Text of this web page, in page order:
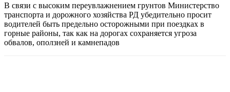
В связи с высоким переувлажнением грунтов Министерство
транспорта и дорожного хозяйства РД убедительно просит
водителей быть предельно осторожными при поездках в
горные районы, так как на дорогах сохраняется угроза
обвалов, оползней и камнепадов